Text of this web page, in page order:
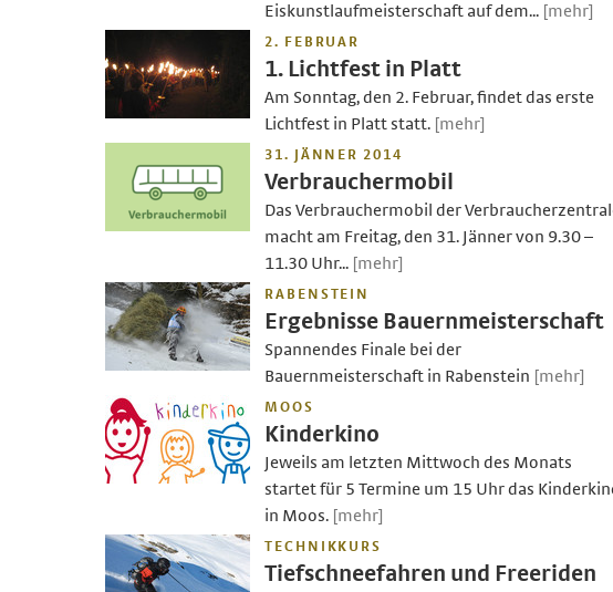
Eiskunstlaufmeisterschaft auf dem... [mehr]
2. FEBRUAR
1. Lichtfest in Platt
Am Sonntag, den 2. Februar, findet das erste
Lichtfest in Platt statt. [mehr]
31. JÄNNER 2014
Verbrauchermobil
Das Verbrauchermobil der
macht am Freitag, den 31. Jänner von 9.30 –
11.30 Uhr... [mehr]
RABENSTEIN
Ergebnisse Bauernmeisterschaft
Spannendes Finale bei der
Bauernmeisterschaft in Rabenstein [mehr]
MOOS
Kinderkino
Jeweils am letzten Mittwoch des Monats
startet für 5 Termine um 15 Uhr das
in Moos. [mehr]
TECHNIKKURS
Tiefschneefahren und Freeriden